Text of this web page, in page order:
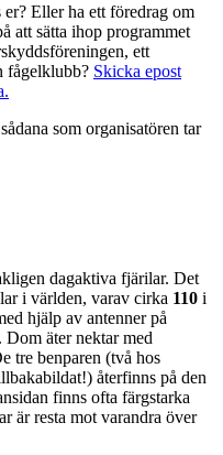
Eller ha ett föredrag om
att sätta ihop programmet
ett
fågelklubb? Skicka epost
som organisatören tar
dagaktiva fjärilar. Det
i världen, varav cirka 110 i
hjälp av antenner på
Dom äter nektar med
tre benparen (två hos
återfinns på den
finns ofta färgstarka
är resta mot varandra över